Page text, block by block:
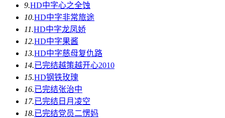
9.HD中字心之全蚀
10.HD中字非常旅途
11.HD中字龙凤娇
12.HD中字果酱
13.HD中字慈母复仇路
14.已完结越策越开心2010
15.HD钢铁玫瑰
16.已完结张治中
17.已完结 日月凌空
18.已完结党员二愣妈